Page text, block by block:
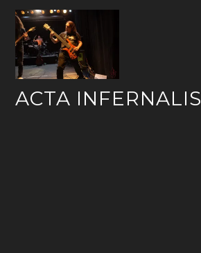
Skip
content
ACTA INFERNALIS